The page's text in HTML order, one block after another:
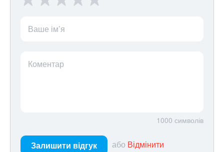
Ваше ім’я
Коментар
1000 символів
Залишити відгук або Відмінити